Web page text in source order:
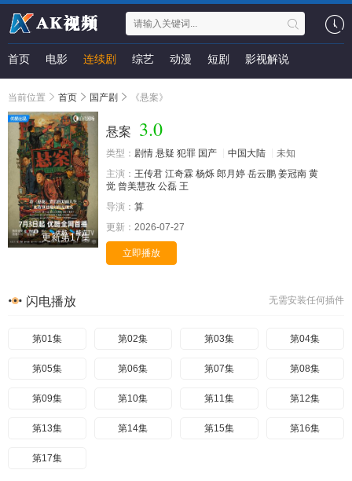
首页 电影 连续剧 综艺 动漫 短剧 影视解说
当前位置 首页 国产剧 《悬案》
更新第17集
悬案 3.0
类型： 剧情 悬疑 犯罪 国产 中国大陆
未知
主演： 王传君 江奇霖 杨烁 郎月婷 岳云鹏 姜冠南 黄
觉 曾美慧孜 公磊 王
导演： 算
更新： 2026-07-27
立即播放
无需安装任何插件
闪电播放
第01集 第02集 第03集 第04集
第05集 第06集 第07集 第08集
第09集 第10集 第11集 第12集
第13集 第14集 第15集 第16集
第17集